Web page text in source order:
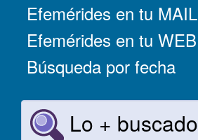
Efemérides en tu MAIL
Efemérides en tu WEB
Búsqueda por fecha
Lo + buscado